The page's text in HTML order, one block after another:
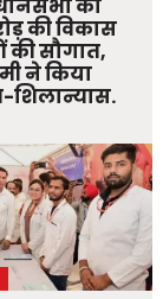
को
की विकास
सौगात,
ने किया
शिलान्यास.